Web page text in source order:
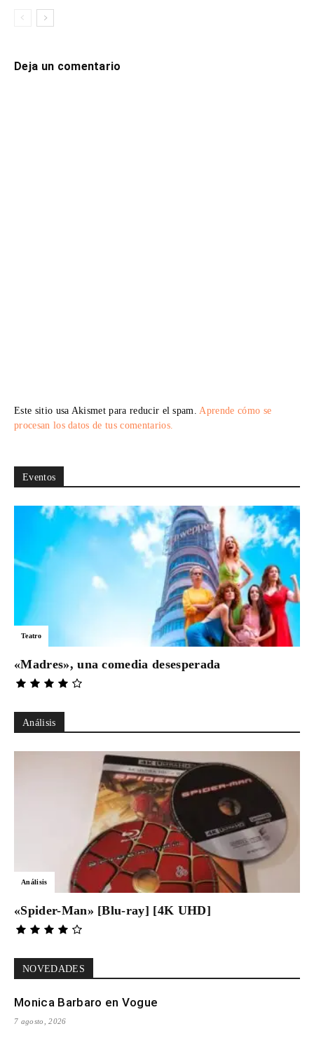
Deja un comentario
Este sitio usa Akismet para reducir el spam. Aprende cómo se
procesan los datos de tus comentarios.
Eventos
Teatro
«Madres», una comedia desesperada
Análisis
Análisis
«Spider-Man» [Blu-ray] [4K UHD]
NOVEDADES
Monica Barbaro en Vogue
7 agosto, 2026